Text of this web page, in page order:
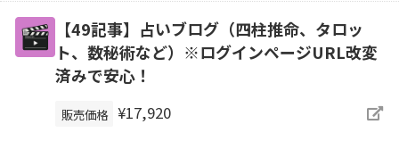
【49記事】占いブログ（四柱推命、タロッ
ト、数秘術など）※ログインページURL改変
済みで安心！
販売価格 ¥17,920